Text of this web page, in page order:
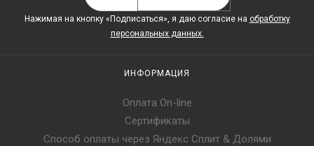
Нажимая на кнопку «Подписаться», я даю cогласие на обработку
персональных данных.
ИНФОРМАЦИЯ
Оплата On-line
Сертификаты
Способ оплаты через Яндекс Сплит & Долями